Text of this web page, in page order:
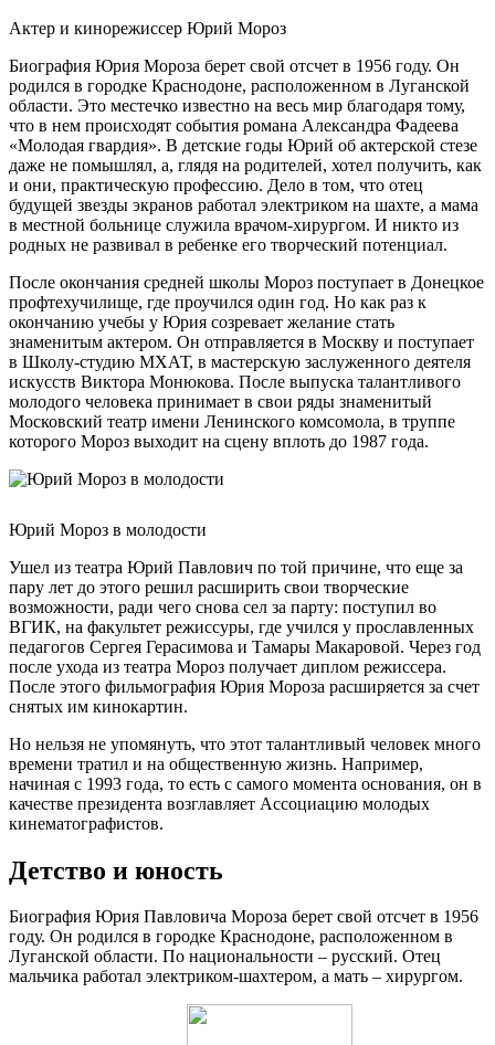
Актер и кинорежиссер Юрий Мороз
Биография Юрия Мороза берет свой отсчет в 1956 году. Он
родился в городке Краснодоне, расположенном в Луганской
области. Это местечко известно на весь мир благодаря тому,
что в нем происходят события романа Александра Фадеева
«Молодая гвардия». В детские годы Юрий об актерской стезе
даже не помышлял, а, глядя на родителей, хотел получить, как
и они, практическую профессию. Дело в том, что отец
будущей звезды экранов работал электриком на шахте, а мама
в местной больнице служила врачом-хирургом. И никто из
родных не развивал в ребенке его творческий потенциал.
После окончания средней школы Мороз поступает в Донецкое
профтехучилище, где проучился один год. Но как раз к
окончанию учебы у Юрия созревает желание стать
знаменитым актером. Он отправляется в Москву и поступает
в Школу-студию МХАТ, в мастерскую заслуженного деятеля
искусств Виктора Монюкова. После выпуска талантливого
молодого человека принимает в свои ряды знаменитый
Московский театр имени Ленинского комсомола, в труппе
которого Мороз выходит на сцену вплоть до 1987 года.
Юрий Мороз в молодости
Ушел из театра Юрий Павлович по той причине, что еще за
пару лет до этого решил расширить свои творческие
возможности, ради чего снова сел за парту: поступил во
ВГИК, на факультет режиссуры, где учился у прославленных
педагогов Сергея Герасимова и Тамары Макаровой. Через год
после ухода из театра Мороз получает диплом режиссера.
После этого фильмография Юрия Мороза расширяется за счет
снятых им кинокартин.
Но нельзя не упомянуть, что этот талантливый человек много
времени тратил и на общественную жизнь. Например,
начиная с 1993 года, то есть с самого момента основания, он в
качестве президента возглавляет Ассоциацию молодых
кинематографистов.
Детство и юность
Биография Юрия Павловича Мороза берет свой отсчет в 1956
году. Он родился в городке Краснодоне, расположенном в
Луганской области. По национальности – русский. Отец
мальчика работал электриком-шахтером, а мать – хирургом.